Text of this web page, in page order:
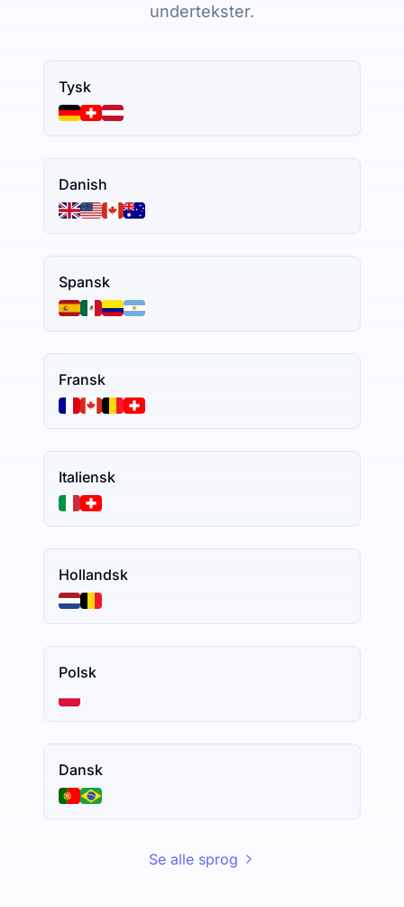
undertekster.
Tysk
Danish
Spansk
Fransk
Italiensk
Hollandsk
Polsk
Dansk
Se alle sprog